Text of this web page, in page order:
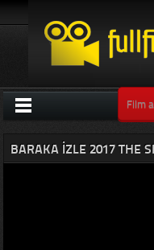
BARAKA IZLE 2017 THE